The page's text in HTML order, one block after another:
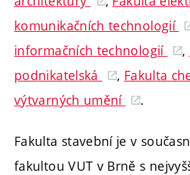
komunikačních technologií
informačních technologií
,
podnikatelská
, Fakulta
výtvarných umění
.
Fakulta stavební je v
fakultou VUT v Brně s